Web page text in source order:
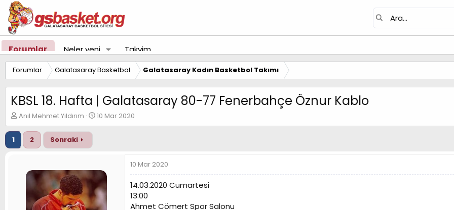
Forumlar Neler yeni Takvim
Forumlar Galatasaray Basketbol Galatasaray Kadın Basketbol Takımı
KBSL 18. Hafta | Galatasaray 80-77 Fenerbahçe Öznur Kablo
K
o
n
u
y
Anıl Mehmet Yıldırım
B
a
g
ı
ç
a
10 Mar 2020
1 2 Sonraki
10 Mar 2020
14.03.2020 Cumartesi
13:00
Ahmet Cömert Spor Salonu